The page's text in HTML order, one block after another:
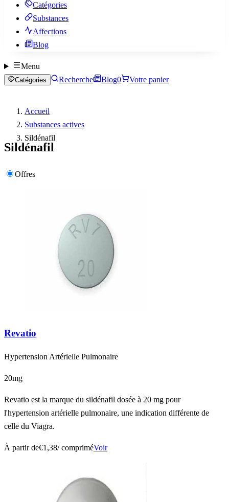
Catégories
Substances
Affections
Blog
Menu
Catégories Recherche Blog0 Votre panier
Accueil
Substances actives
Sildénafil
Sildénafil
Offres
Revatio
Hypertension Artérielle Pulmonaire
20mg
Revatio est la marque du sildénafil dosée à 20 mg pour
l'hypertension artérielle pulmonaire, une indication différente de
celle du Viagra.
À partir de€1,38/ compriméVoir